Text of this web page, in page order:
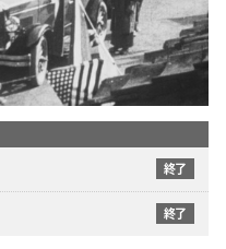
終了
終了